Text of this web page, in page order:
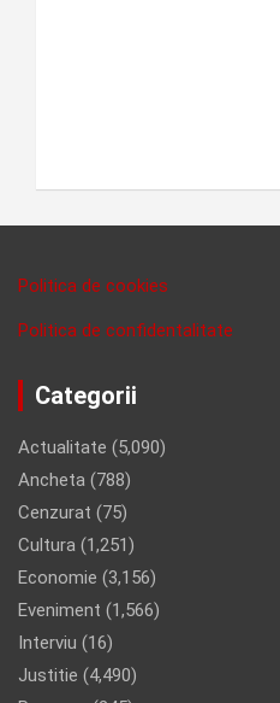
Politica de cookies
Politica de confidentalitate
Categorii
Actualitate (5,090)
Ancheta (788)
Cenzurat (75)
Cultura (1,251)
Economie (3,156)
Eveniment (1,566)
Interviu (16)
Justitie (4,490)